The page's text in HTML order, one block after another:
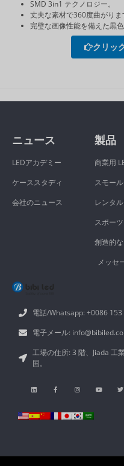
SMD 3in1 テクノロジー。
丈夫な素材で360度曲がりま
完璧な画像性能を備えた黒
クリッ
電話/Whatsapp: +0086
電子メール:
工場の住所: 3 階、Jiada 工
国。
製品
商業用
スモー
レンタ
スポー
創造的
メッセ
ニュース
LEDアカデミー
ケーススタディ
会社のニュース